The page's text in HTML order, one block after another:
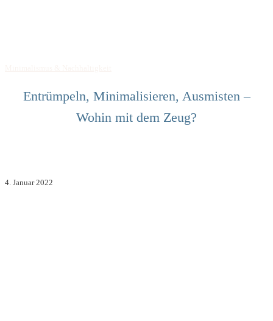
Entrümpeln, Minimalisieren, Ausmisten –
Wohin mit dem Zeug?
4. Januar 2022